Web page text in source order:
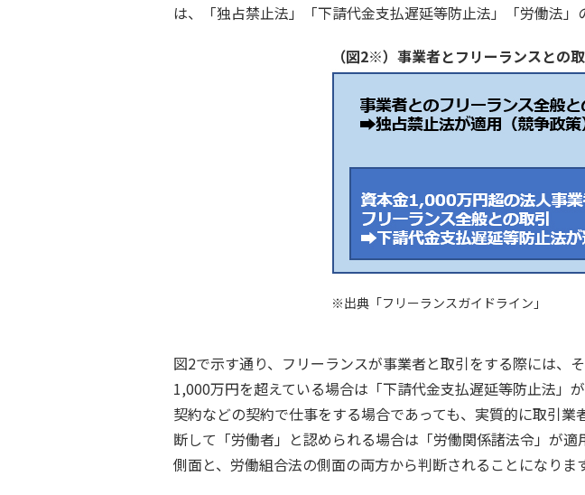
は、「独占禁止法」「下請代金支払遅延等防止法」「労働法」
（図2※）事業者とフリーランスとの
※出典「フリーランスガイドライン」
図2で示す通り、フリーランスが事業者と取引をする際には、
1,000万円を超えている場合は「下請代金支払遅延等防止法」
契約などの契約で仕事をする場合であっても、実質的に取引
断して「労働者」と認められる場合は「労働関係諸法令」が
側面と、労働組合法の側面の両方から判断されることになります